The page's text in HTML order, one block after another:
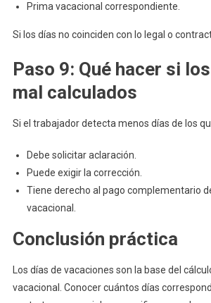
Prima vacacional correspondiente.
Si los días no coinciden con lo legal o
Paso 9: Qué hacer si
mal calculados
Si el trabajador detecta menos días de los
Debe solicitar aclaración.
Puede exigir la corrección.
Tiene derecho al pago complementario
vacacional.
Conclusión práctica
Los días de vacaciones son la base del
vacacional. Conocer cuántos días